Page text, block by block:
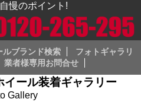
慢のポイント!
ルブランド検索
フォトギャラリ
業者様専用お問合せ
イール装着ギャラリー
Gallery